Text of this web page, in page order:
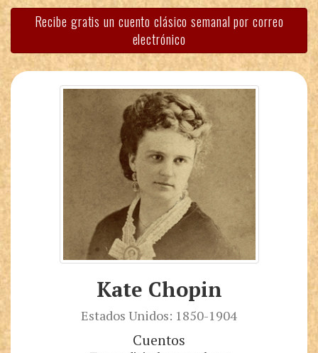
Recibe gratis un cuento clásico semanal por correo
electrónico
Kate Chopin
Estados Unidos: 1850-1904
Cuentos